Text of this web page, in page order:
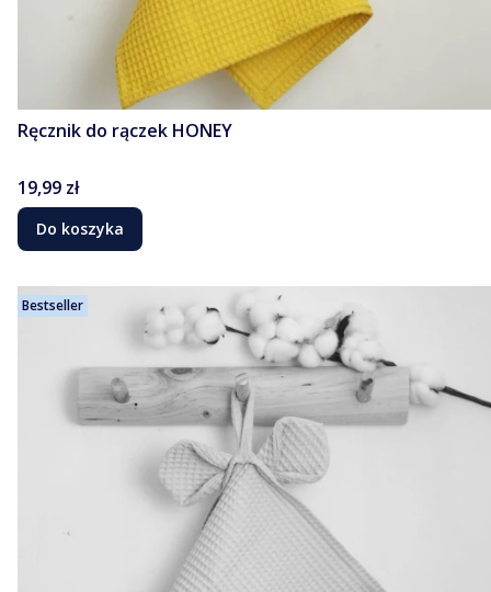
Ręcznik do rączek HONEY
Cena
19,99 zł
Do koszyka
Bestseller